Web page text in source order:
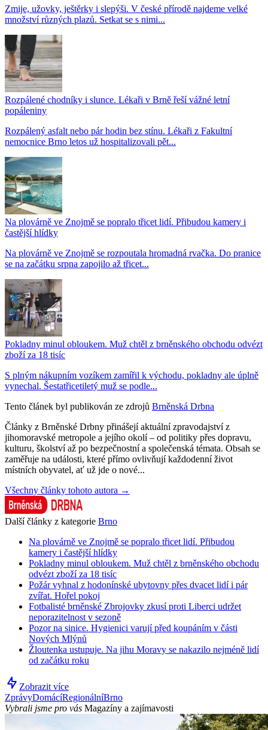
Zmije, užovky, ještěrky i slepýši. V české přírodě najdeme velké
množství různých plazů. Setkat se s nimi...
Rozpálené chodníky i slunce. Lékaři v Brně řeší vážné letní
popáleniny
Rozpálený asfalt nebo pár hodin bez stínu. Lékaři z Fakultní
nemocnice Brno letos už hospitalizovali pět...
Na plovárně ve Znojmě se popralo třicet lidí. Přibudou kamery i
častější hlídky
Na plovárně ve Znojmě se rozpoutala hromadná rvačka. Do pranice
se na začátku srpna zapojilo až třicet...
Pokladny minul obloukem. Muž chtěl z brněnského obchodu odvézt
zboží za 18 tisíc
S plným nákupním vozíkem zamířil k východu, pokladny ale úplně
vynechal. Šestatřicetiletý muž se podle...
Tento článek byl publikován ze zdrojů Brněnská Drbna
Články z Brněnské Drbny přinášejí aktuální zpravodajství z
jihomoravské metropole a jejího okolí – od politiky přes dopravu,
kulturu, školství až po bezpečnostní a společenská témata. Obsah se
zaměřuje na události, které přímo ovlivňují každodenní život
místních obyvatel, ať už jde o nové...
Všechny články tohoto autora →
Další články z kategorie Brno
Na plovárně ve Znojmě se popralo třicet lidí. Přibudou
kamery i častější hlídky
Pokladny minul obloukem. Muž chtěl z brněnského obchodu
odvézt zboží za 18 tisíc
Požár vyhnal z hodonínské ubytovny přes dvacet lidí i pár
zvířat. Hořel pokoj
Fotbalisté brněnské Zbrojovky zkusí proti Liberci udržet
neporazitelnost v sezoně
Pozor na sinice. Hygienici varují před koupáním v části
Nových Mlýnů
Žloutenka ustupuje. Na jihu Moravy se nakazilo nejméně lidí
od začátku roku
Zobrazit více
ZprávyDomácíRegionálníBrno
Vybrali jsme pro vás Magazíny a zajímavosti